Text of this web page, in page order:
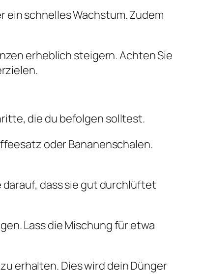
schnelles Wachstum. Zudem
erheblich steigern. Achten Sie
die du befolgen solltest.
oder Bananenschalen.
darauf, dass sie gut durchlüftet
Lass die Mischung für etwa
erhalten. Dies wird dein Dünger